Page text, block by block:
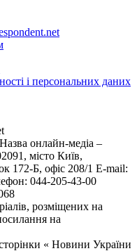
і персональних даних
онлайн-медіа –
місто Київ,
Б, офіс 208/1 E-mail:
044-205-43-00
розміщених на
на
« Новини України